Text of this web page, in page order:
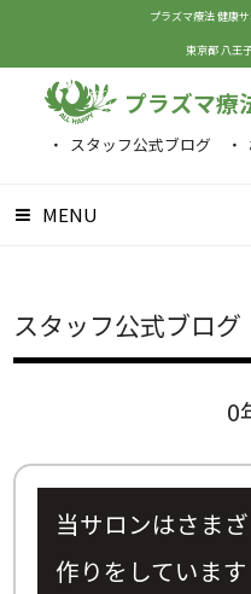
プラズマ療法 健康
東京都 八王
プラズマ療
スタッフ公式ブログ
MENU
スタッフ公式ブログ
0
当サロンはさま
作りをしていま